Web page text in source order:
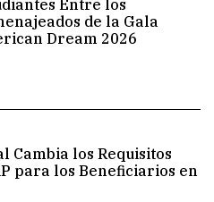
Entre los
de la Gala
Dream 2026
Cambia los Requisitos
para los Beneficiarios en